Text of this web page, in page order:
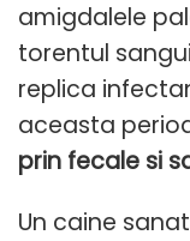
amigdalele
torentul
replica
aceasta
prin fecale si
Un caine